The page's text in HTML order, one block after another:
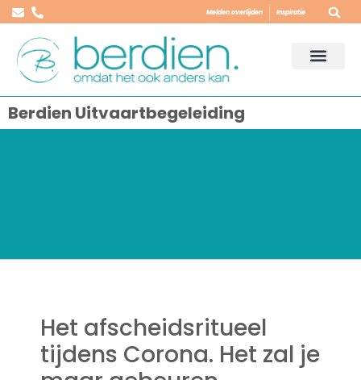
Melden overlijden Inspiratie
Berdien Uitvaartbegeleiding
Het afscheidsritueel
tijdens Corona. Het zal je